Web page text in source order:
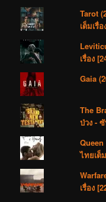
Tarot
เต็มเรื่
เรื่อง
Gaia
The
ป่วง -
ไทยเต็
เรื่อง